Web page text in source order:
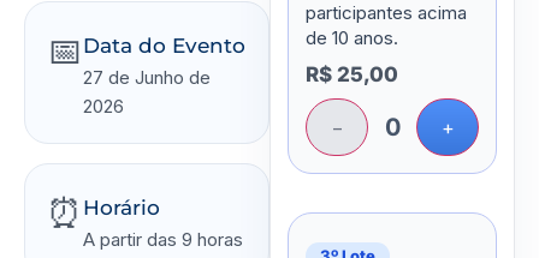
📅 Data do Evento
27 de Junho de
2026
⏰ Horário
A partir das 9 horas
participantes acima
de 10 anos.
− 0 +
R$ 25,00